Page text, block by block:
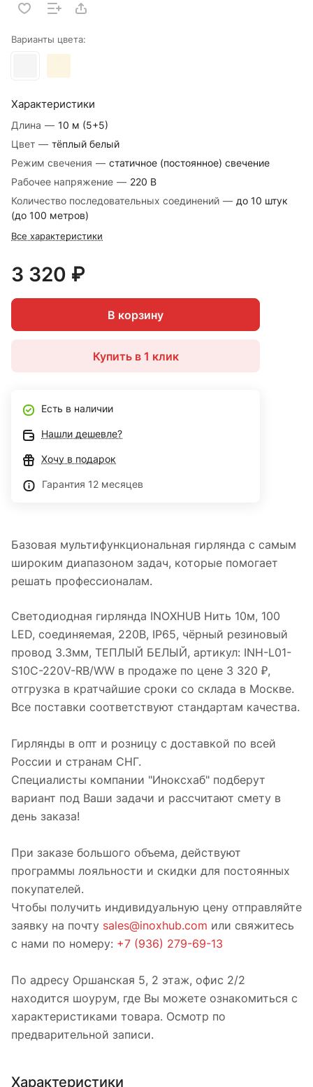
Варианты цвета:
Характеристики
Длина — 10 м (5+5)
Цвет — тёплый белый
Режим свечения — статичное (постоянное) свечение
Рабочее напряжение — 220 В
Количество последовательных соединений — до 10 штук
(до 100 метров)
Все характеристики
3 320 ₽
В корзину
Купить в 1 клик
Есть в наличии
Нашли дешевле?
Хочу в подарок
Гарантия 12 месяцев
Базовая мультифункциональная гирлянда с самым
широким диапазоном задач, которые помогает
решать профессионалам.
Светодиодная гирлянда INOXHUB Нить 10м, 100
LED, соединяемая, 220В, IP65, чёрный резиновый
провод 3.3мм, TЕПЛЫЙ БЕЛЫЙ, артикул: INH-L01-
S10C-220V-RB/WW в продаже по цене 3 320 ₽,
отгрузка в кратчайшие сроки со склада в Москве.
Все поставки соответствуют стандартам качества.
Гирлянды в опт и розницу с доставкой по всей
России и странам СНГ.
Специалисты компании "Иноксхаб" подберут
вариант под Ваши задачи и рассчитают смету в
день заказа!
При заказе большого объема, действуют
программы лояльности и скидки для постоянных
покупателей.
Чтобы получить индивидуальную цену отправляйте
заявку на почту sales@inoxhub.com или свяжитесь
с нами по номеру: +7 (936) 279-69-13
По адресу Оршанская 5, 2 этаж, офис 2/2
находится шоурум, где Вы можете ознакомиться с
характеристиками товара. Осмотр по
предварительной записи.
Характеристики